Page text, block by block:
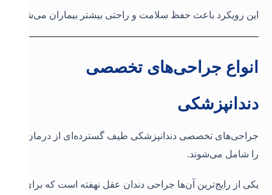
این رویکرد باعث حفظ سلامت و راحتی بیشتر بیماران می‌شود.
انواع جراحی‌های تخصصی
دندانپزشکی
جراحی‌های تخصصی دندانپزشکی طیف گسترده‌ای از درمان‌ها
را شامل می‌شوند.
یکی از رایج‌ترین آن‌ها جراحی دندان عقل نهفته است که برای